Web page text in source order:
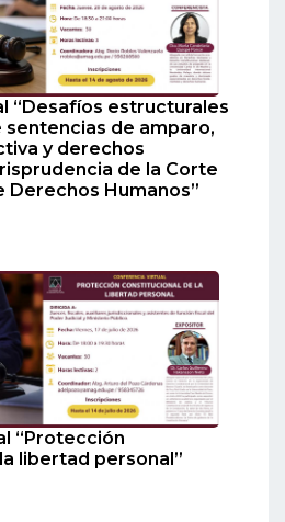
“Desafíos estructurales
sentencias de amparo,
y derechos
de la Corte
Derechos Humanos”
“Protección
libertad personal”